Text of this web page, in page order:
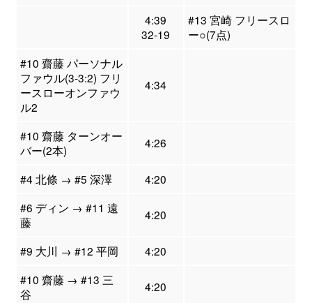
4:39
32-19
#13 宮崎 フリースロ
ー○(7点)
#10 齋藤 パーソナル
ファウル(3-3:2) フリ
ースローオンファウ
ル2
4:34
#10 齋藤 ターンオー
バー(2本)
4:26
#4 北條 → #5 深澤
4:20
#6 ディン → #11 遠
藤
4:20
#9 大川 → #12 平岡
4:20
#10 齋藤 → #13 三
谷
4:20